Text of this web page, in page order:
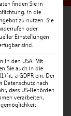
finden Sie in
in die
zu nutzen. Sie
oder
Einstellungen
sind.
in den USA. Mit
Sie auch in die
lit. a GDPR ein. Der
Datenschutz nach
dass US-Behörden
verarbeiten,